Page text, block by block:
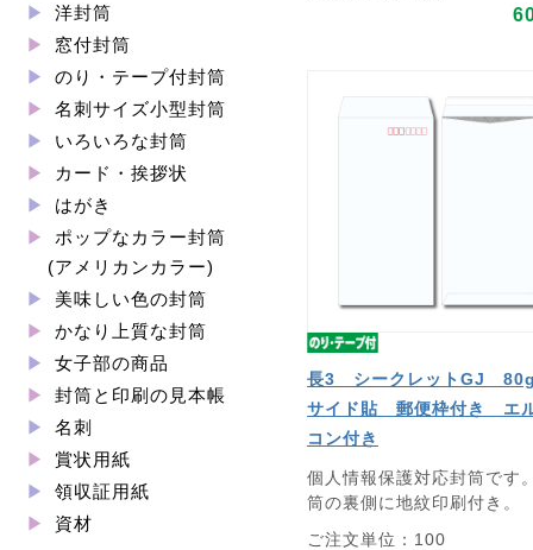
洋封筒
窓付封筒
のり・テープ付封筒
名刺サイズ小型封筒
いろいろな封筒
カード・挨拶状
はがき
ポップなカラー封筒
(アメリカンカラー)
美味しい色の封筒
かなり上質な封筒
女子部の商品
封筒と印刷の見本帳
名刺
賞状用紙
領収証用紙
資材
長3 シークレットGJ
サイド貼 郵便枠付き エ
コン付き
個人情報保護対応封筒です
筒の裏側に地紋印刷付き。
ご注文単位：100